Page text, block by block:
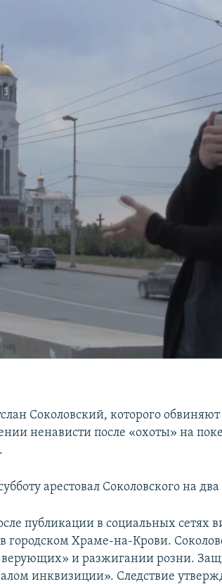
Соколовский, которого
ненависти после «охоты» на
арестовал Соколовского на
публикации в социальных сетях
в городском Храме-на-Крови.
верующих» и разжигании розни.
инквизиции». Следствие